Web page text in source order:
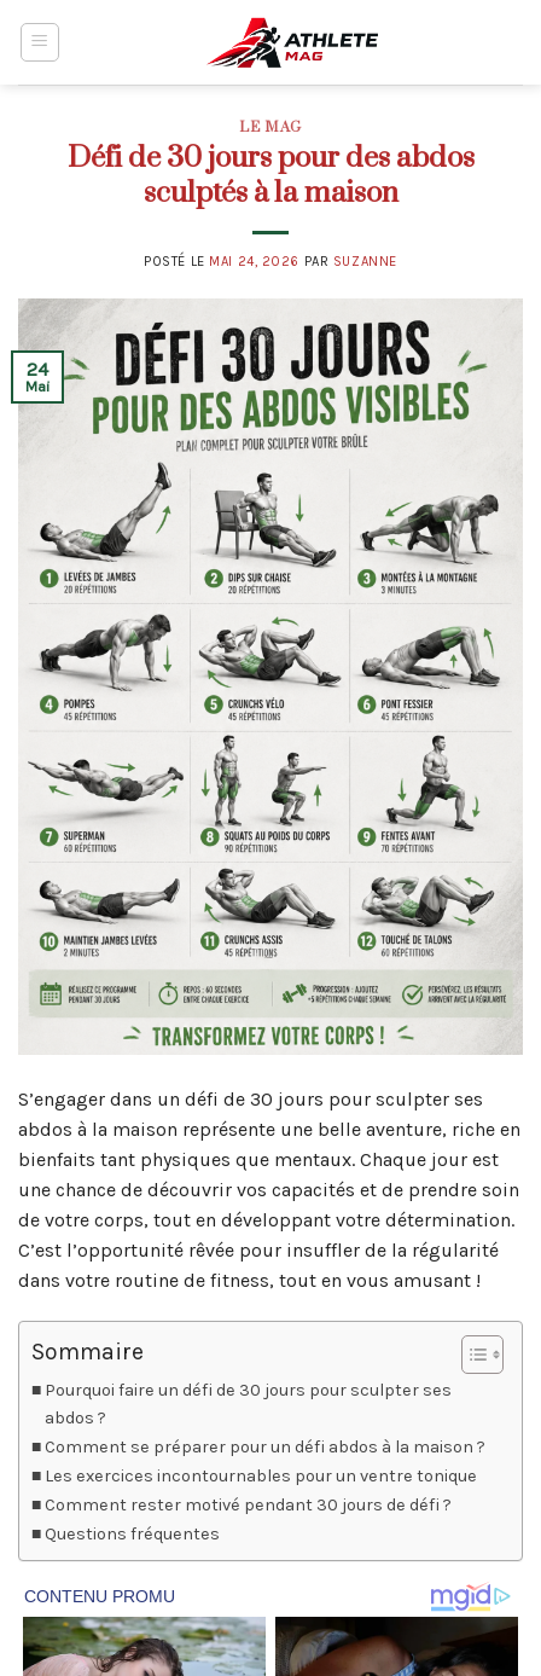
LE MAG
Défi de 30 jours pour des abdos
sculptés à la maison
POSTÉ LE MAI 24, 2026 PAR SUZANNE
24
Mai
S’engager dans un défi de 30 jours pour sculpter ses
abdos à la maison représente une belle aventure, riche en
bienfaits tant physiques que mentaux. Chaque jour est
une chance de découvrir vos capacités et de prendre soin
de votre corps, tout en développant votre détermination.
C’est l’opportunité rêvée pour insuffler de la régularité
dans votre routine de fitness, tout en vous amusant !
Sommaire
Pourquoi faire un défi de 30 jours pour sculpter ses
abdos ?
Comment se préparer pour un défi abdos à la maison ?
Les exercices incontournables pour un ventre tonique
Comment rester motivé pendant 30 jours de défi ?
Questions fréquentes